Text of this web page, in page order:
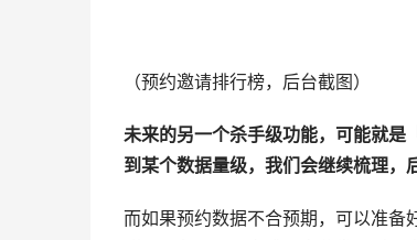
（预约邀请排行榜，后台截图）
未来的另一个杀手级功能，可能就是
到某个数据量级，我们会继续梳理，
而如果预约数据不合预期，可以准备